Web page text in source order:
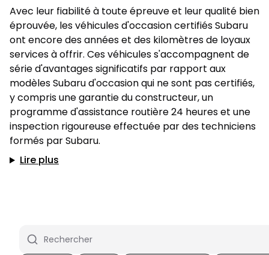
Avec leur fiabilité à toute épreuve et leur qualité bien
éprouvée, les véhicules d'occasion certifiés Subaru
ont encore des années et des kilomètres de loyaux
services à offrir. Ces véhicules s'accompagnent de
série d'avantages significatifs par rapport aux
modèles Subaru d'occasion qui ne sont pas certifiés,
y compris une garantie du constructeur, un
programme d'assistance routière 24 heures et une
inspection rigoureuse effectuée par des techniciens
formés par Subaru.
Lire plus